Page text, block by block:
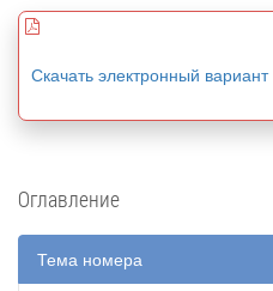
Скачать электронный вариант
Оглавление
Тема номера